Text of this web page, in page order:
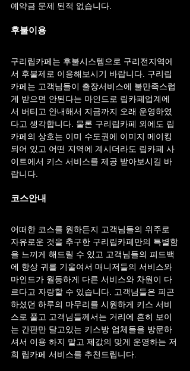
예약금 문제 된적 없습니다.
후불이용
구리립카페는 후불시스템으로 구리전지역에
서 후불제로 이용해보시기 바랍니다. 구리립
카페는 고객님들이 출장서비스에 불만족스럽
게 받으면 안된다는 마인드로 립카페업계에
서 버티고 안내해서 지금까지 오래 운영하였
다고 생각합니다. 물론 구리립카페 외에도 립
카페의 상호는 이미 수도권에 이미지 메이킹
되어 있고 어떤 지역에 계시더라도 립카페 사
이트에서 키스 서비스를 제공 받아보시길 바
랍니다.
코스안내
어떠한 코스를 원하든지 고객님들의 위주로
자유로운 것을 추구한 구리립카페만의 특별함
을 느끼게 해드릴 수 있고 고객님들의 피드백
에 항상 귀를 기울여서 매니저들의 서비스와
마인드가 월등하게 다른 서비스와 차원이 다
르다고 자랑할 수 있습니다. 고객님들은 피곤
하셨던 하루의 마무리를 시원하게 키스 서비
스로 풀고 고객님들께서는 거리에 흔히 보이
는 간판만 달고있는 키스방 업체들을 방문하
셔서 이용 하지 말고 제값의 맞게 운영하는 저
희 립카페 서비스를 추천드립니다.